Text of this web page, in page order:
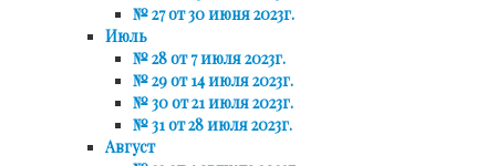
№ 27 от 30 июня 2023г.
Июль
№ 28 от 7 июля 2023г.
№ 29 от 14 июля 2023г.
№ 30 от 21 июля 2023г.
№ 31 от 28 июля 2023г.
Август